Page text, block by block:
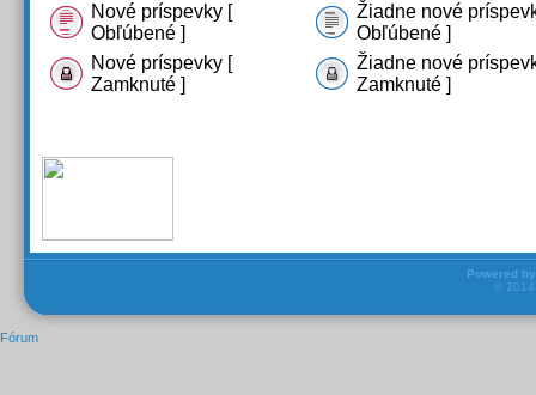
Nové príspevky [
Obľúbené ]
Žiadne nové
Obľúbené ]
Nové príspevky [
Zamknuté ]
Žiadne nové
Zamknuté ]
Powered by
©
Fórum